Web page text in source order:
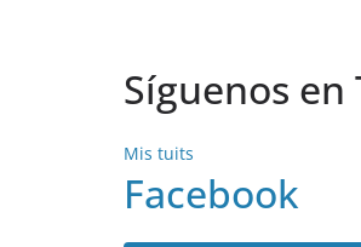
Síguenos
Mis tuits
Facebook